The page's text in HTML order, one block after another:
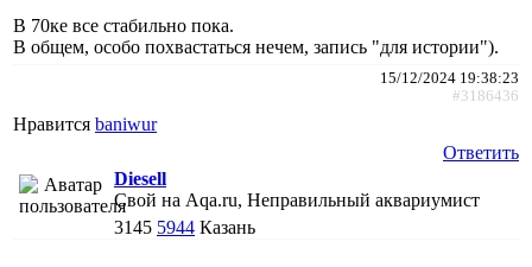
В 70ке все стабильно пока.
В общем, особо похвастаться нечем, запись "для истории").
15/12/2024 19:38:23
#3186436
Нравится baniwur
Ответить
Diesell
Свой на Aqa.ru, Неправильный аквариумист
3145 5944 Казань